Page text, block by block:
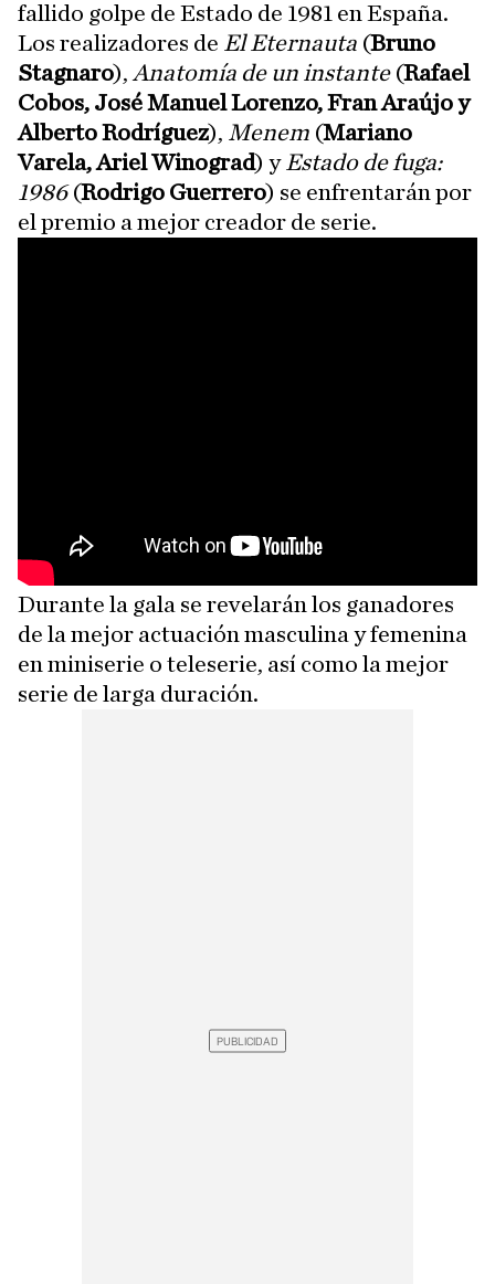
fallido golpe de Estado de 1981 en España.
Los realizadores de El Eternauta (Bruno
Stagnaro), Anatomía de un instante(Rafael
Cobos, José Manuel Lorenzo, Fran Araújo y
Alberto Rodríguez), Menem (Mariano
Varela, Ariel Winograd) y Estado de fuga:
1986(Rodrigo Guerrero) se enfrentarán por
el premio a mejor creador de serie.
Durante la gala se revelarán los ganadores
de la mejor actuación masculina y femenina
en miniserie o teleserie, así como la mejor
serie de larga duración.